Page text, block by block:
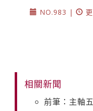
NO.983 |
相關新聞
前筆：主軸